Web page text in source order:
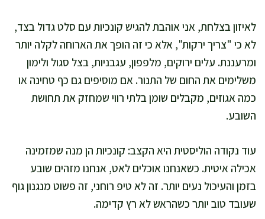
לאיזון בצלחת, אני אוהבת להגיש קונכיות עם סלט גדול בצד,
לא כי "צריך ירקות", אלא כי זה הופך את הארוחה לקלה יותר
ומרעננת. עלים ירוקים, מלפפון, עגבניות, בצל סגול ולימון
משלימים את החום של התנור. אם מוסיפים גם כף טחינה או
כמה אגוזים, מקבלים שומן בלתי רווי שמחזק את תחושת
השובע.
עוד נקודה הוליסטית היא הקצב: קונכיות הן מנה שמזמינה
אכילה איטית. כשאנחנו אוכלים לאט, אנחנו מזהים שובע
בזמן והעיכול נעים יותר. זה לא טיפ רוחני, זה פשוט מנגנון גוף
שעובד טוב יותר כשהראש לא רץ קדימה.